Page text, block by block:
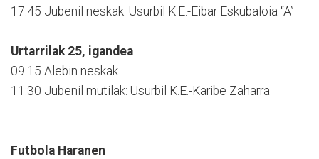
17:45 Jubenil neskak: Usurbil K.E.-Eibar Eskubaloia “A”
Urtarrilak 25, igandea
09:15 Alebin neskak.
11:30 Jubenil mutilak: Usurbil K.E.-Karibe Zaharra
Futbola Haranen